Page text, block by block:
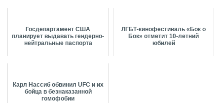
Госдепартамент США
планирует выдавать гендерно-
нейтральные паспорта
ЛГБТ-кинофестиваль «Бок о
Бок» отметит 10-летний
юбилей
Карл Нассиб обвинил UFC и их
бойца в безнаказанной
гомофобии